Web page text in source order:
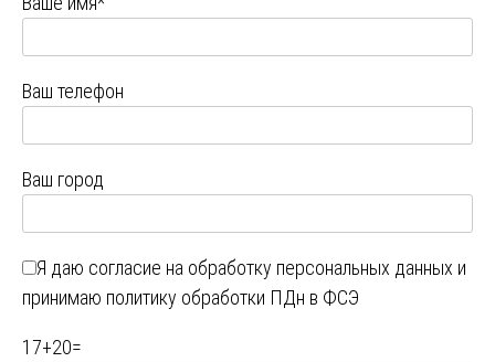
Ваш телефон
Ваш город
Я даю согласие на обработку персональных данных и
принимаю политику обработки ПДн в ФСЭ
17+20=